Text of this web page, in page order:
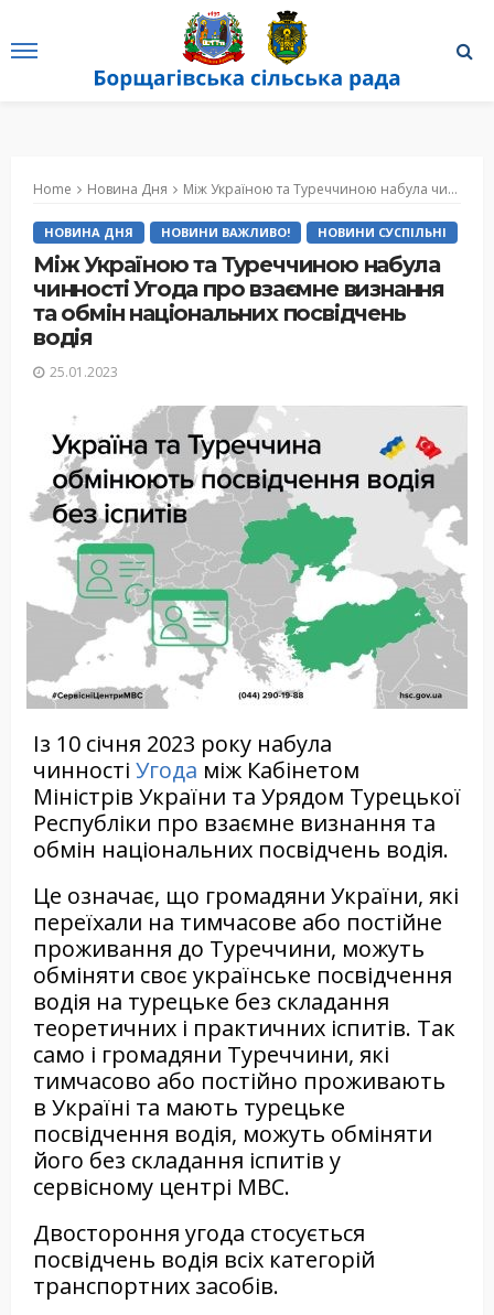
Home Новина Дня Між Україною та Туреччиною набула чинності Угода про взаємне визнання та обмін національних посвідчень водія
НОВИНА ДНЯ НОВИНИ ВАЖЛИВО! НОВИНИ СУСПІЛЬНІ
Між Україною та Туреччиною набула
чинності Угода про взаємне визнання
та обмін національних посвідчень
водія
25.01.2023
Із 10 січня 2023 року набула
чинності Угода між Кабінетом
Міністрів України та Урядом Турецької
Республіки про взаємне визнання та
обмін національних посвідчень водія.
Це означає, що громадяни України, які
переїхали на тимчасове або постійне
проживання до Туреччини, можуть
обміняти своє українське посвідчення
водія на турецьке без складання
теоретичних і практичних іспитів. Так
само і громадяни Туреччини, які
тимчасово або постійно проживають
в Україні та мають турецьке
посвідчення водія, можуть обміняти
його без складання іспитів у
сервісному центрі МВС.
Двостороння угода стосується
посвідчень водія всіх категорій
транспортних засобів.